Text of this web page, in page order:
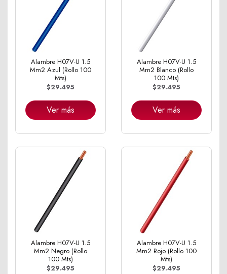
Alambre H07V-U 1.5
Mm2 Azul (Rollo 100
Mts)
$29.495
Ver más
Alambre H07V-U 1.5
Mm2 Blanco (Rollo
100 Mts)
$29.495
Ver más
Alambre H07V-U 1.5
Mm2 Negro (Rollo
100 Mts)
$29.495
Alambre H07V-U 1.5
Mm2 Rojo (Rollo 100
Mts)
$29.495